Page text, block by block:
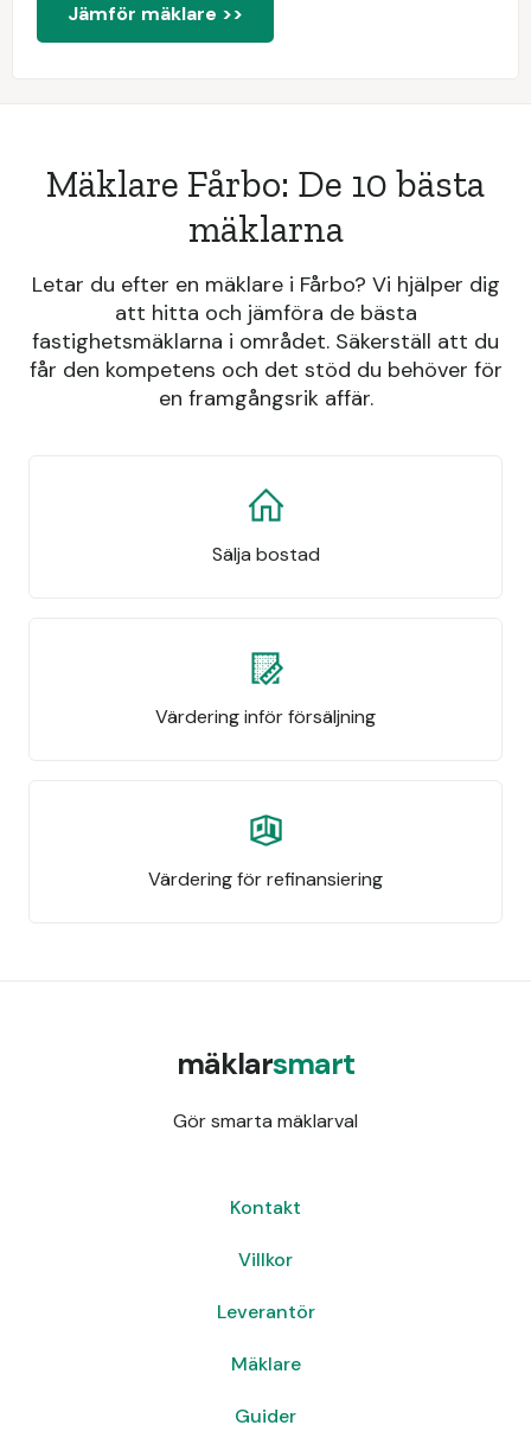
Jämför mäklare >>
Mäklare Fårbo: De 10 bästa
mäklarna
Letar du efter en mäklare i Fårbo? Vi hjälper dig
att hitta och jämföra de bästa
fastighetsmäklarna i området. Säkerställ att du
får den kompetens och det stöd du behöver för
en framgångsrik affär.
Sälja bostad
Värdering inför försäljning
Värdering för refinansiering
mäklarsmart
Gör smarta mäklarval
Kontakt
Villkor
Leverantör
Mäklare
Guider